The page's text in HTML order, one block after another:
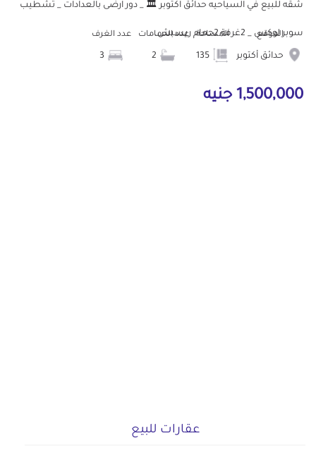
شقه للبيع في السياحيه حدائق اكتوبر 🏛️ _ دور ارضى بالعدادات _ تشطيب
سوبر لوكس _ 2غرفة 2حمام ريسبش...
الموقع
حدائق أكتوبر
المساحة عدد الحمامات عدد الغرف
1,500,000 جنيه
عقارات للبيع